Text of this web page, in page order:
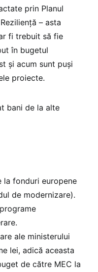
prin Planul
– asta
fi trebuit să fie
în bugetul
și acum sunt puși
proiecte.
bani de la alte
la fonduri europene
de modernizare).
ale ministerului
lei, adică aceasta
de către MEC la